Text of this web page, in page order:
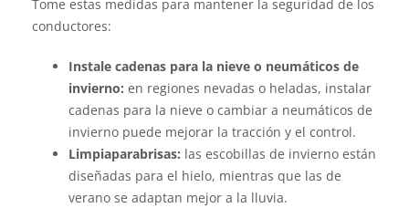
Tome estas medidas para mantener la seguridad de los
conductores:
Instale cadenas para la nieve o neumáticos de
invierno: en regiones nevadas o heladas, instalar
cadenas para la nieve o cambiar a neumáticos de
invierno puede mejorar la tracción y el control.
Limpiaparabrisas: las escobillas de invierno están
diseñadas para el hielo, mientras que las de
verano se adaptan mejor a la lluvia.